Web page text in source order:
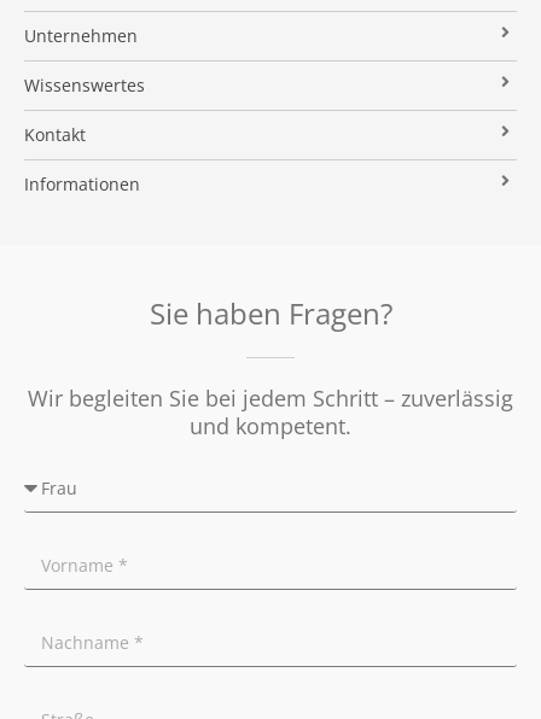
Referenzobjekte
Makleralleinauftrag
Wertermittlung
Verkaufsvorbereitung
Vermarktung
Tipps für Privatverkäufer
Immobilienangebote
Finanzierung
Suchauftrag
Unternehmen
Über uns
Kundenstimmen
Stielke-Facts
Kooperationspartner
Wissenswertes
Immobilien News
Immobilien ABC
Kontakt
Impressum
Informationen
Sie haben Fragen?
Wir begleiten Sie bei jedem Schritt – zuverlässig
und kompetent.